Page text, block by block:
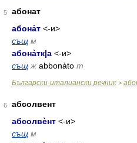
5
абонат
абона̀т <-и>
същ м
абона̀тк|а <-и>
същ ж abbonàto m
Български-италиански речник >
6
абсолвент
абсолвѐнт <-и>
същ м